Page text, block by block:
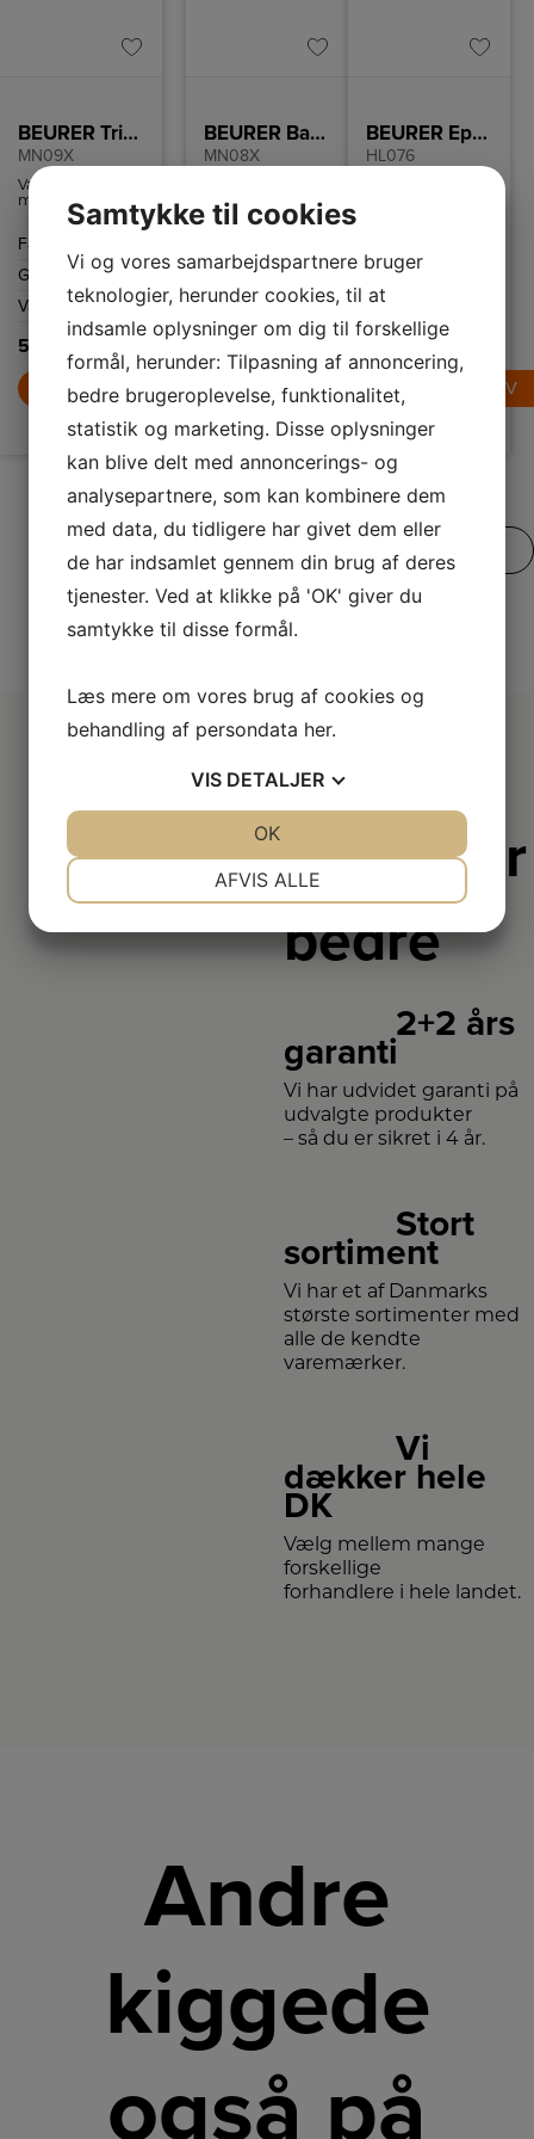
BEURER Trimmer
MN09X
Vandtæt
multigroomer
tilbehørsdele til
trimning og
barbering af alle
kropshår. Stort
genopladeligt
batteri, som
rækker til 90
minutters brug. 3
års garanti.
Farve
Genopladelig
Ja
Vandtæt
Ja
549,-
LÆG I KURV
BEURER Barbermaskine
MN08X
barbermaskine
med fleksibelt
360 graders
hurtigopladning,
som giver dig 10
minutters brug
efter blot 5
minutters
opladning. 3 års
garanti.
Genopladelig Ja
Opladningstid 1,5
time
599,-
LÆG I KURV
BEURER Epilator
HL076
længerevarende
effekt. 3 års
garanti.
Genopladelig
Vandtæt
LÆG I KURV
SE VORES FULDE UDVALG
Derfor er
vi lidt
bedre
2+2 års
garanti
Vi har udvidet garanti på
udvalgte produkter
– så du er sikret i 4 år.
Stort
sortiment
Vi har et af Danmarks
største sortimenter med
alle de kendte
varemærker.
Vi
dækker hele
DK
Vælg mellem mange
forskellige
forhandlere i hele landet.
Andre
kiggede
også på
Samtykke til cookies
Vi og vores samarbejdspartnere bruger
teknologier, herunder cookies, til at
indsamle oplysninger om dig til forskellige
formål, herunder: Tilpasning af annoncering,
bedre brugeroplevelse, funktionalitet,
statistik og marketing. Disse oplysninger
kan blive delt med annoncerings- og
analysepartnere, som kan kombinere dem
med data, du tidligere har givet dem eller
de har indsamlet gennem din brug af deres
tjenester. Ved at klikke på 'OK' giver du
samtykke til disse formål.
Læs mere om vores brug af cookies og
behandling af persondata her.
VIS DETALJER
STATISTIK
AFVIS ALLE
OK